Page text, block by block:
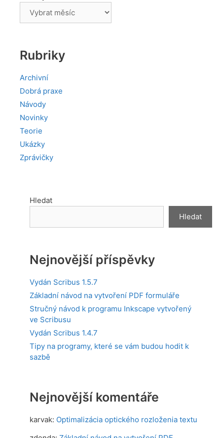
Rubriky
Archivní
Dobrá praxe
Návody
Novinky
Teorie
Ukázky
Zprávičky
Hledat
Hledat
Nejnovější příspěvky
Vydán Scribus 1.5.7
Základní návod na vytvoření PDF formuláře
Stručný návod k programu Inkscape vytvořený
ve Scribusu
Vydán Scribus 1.4.7
Tipy na programy, které se vám budou hodit k
sazbě
Nejnovější komentáře
karvak: Optimalizácia optického rozloženia textu